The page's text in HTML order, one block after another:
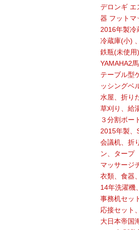
デロンギ エ
器 フットマ
2016年製冷
冷蔵庫(小)
鉄瓶(未使用
YAMAHA2
テーブル型
ッシングベ
水屋、折り
草刈り、給
３分割ボー
2015年製、
会議机、折
ン、タープ
マッサージ
衣類、食器
14年洗濯機
事務机セッ
応接セット
大日本帝国